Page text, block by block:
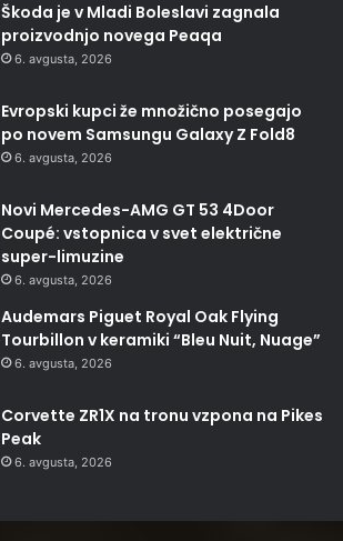
Škoda je v Mladi Boleslavi zagnala
proizvodnjo novega Peaqa
6. avgusta, 2026
Evropski kupci že množično posegajo
po novem Samsungu Galaxy Z Fold8
6. avgusta, 2026
Novi Mercedes-AMG GT 53 4Door
Coupé: vstopnica v svet električne
super-limuzine
6. avgusta, 2026
Audemars Piguet Royal Oak Flying
Tourbillon v keramiki “Bleu Nuit, Nuage”
6. avgusta, 2026
Corvette ZR1X na tronu vzpona na Pikes
Peak
6. avgusta, 2026